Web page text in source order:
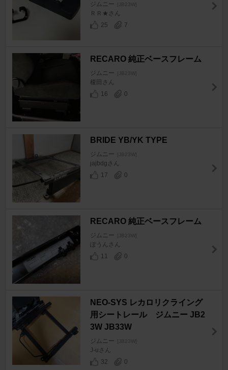
ジムニー [JB23W]
ＲＲ★さん
25
7
RECARO 純正ベースフレーム
ジムニー [JB23W]
榎田さん
16
0
BRIDE YB/YK TYPE
ジムニー [JB23W]
jajbdgさん
17
0
RECARO 純正ベースフレーム
ジムニー [JB23W]
ぽうんさん
11
0
NEO-SYS レカロリクライング
用シートレール ジムニー JB2
3W JB33W
ジムニー [JB23W]
J-uさん
32
0